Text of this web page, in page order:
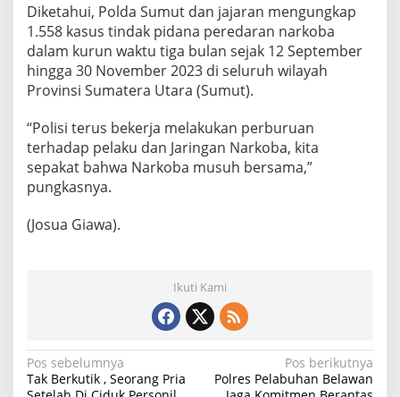
Diketahui, Polda Sumut dan jajaran mengungkap
1.558 kasus tindak pidana peredaran narkoba
dalam kurun waktu tiga bulan sejak 12 September
hingga 30 November 2023 di seluruh wilayah
Provinsi Sumatera Utara (Sumut).
“Polisi terus bekerja melakukan perburuan
terhadap pelaku dan Jaringan Narkoba, kita
sepakat bahwa Narkoba musuh bersama,”
pungkasnya.
(Josua Giawa).
Ikuti Kami
N
Pos sebelumnya
Tak Berkutik , Seorang Pria
Pos berikutnya
Polres Pelabuhan Belawan